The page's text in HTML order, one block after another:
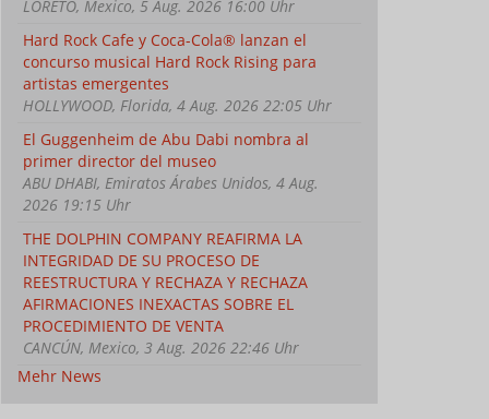
LORETO, Mexico, 5 Aug. 2026 16:00 Uhr
Hard Rock Cafe y Coca-Cola® lanzan el
concurso musical Hard Rock Rising para
artistas emergentes
HOLLYWOOD, Florida, 4 Aug. 2026 22:05 Uhr
El Guggenheim de Abu Dabi nombra al
primer director del museo
ABU DHABI, Emiratos Árabes Unidos, 4 Aug.
2026 19:15 Uhr
THE DOLPHIN COMPANY REAFIRMA LA
INTEGRIDAD DE SU PROCESO DE
REESTRUCTURA Y RECHAZA Y RECHAZA
AFIRMACIONES INEXACTAS SOBRE EL
PROCEDIMIENTO DE VENTA
CANCÚN, Mexico, 3 Aug. 2026 22:46 Uhr
Mehr News